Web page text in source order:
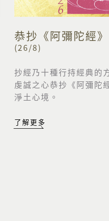
恭抄《阿彌陀經》
(26/8)
抄經乃十種行持經典的
虔誠之心恭抄《阿彌陀
淨土心境。
了解更多